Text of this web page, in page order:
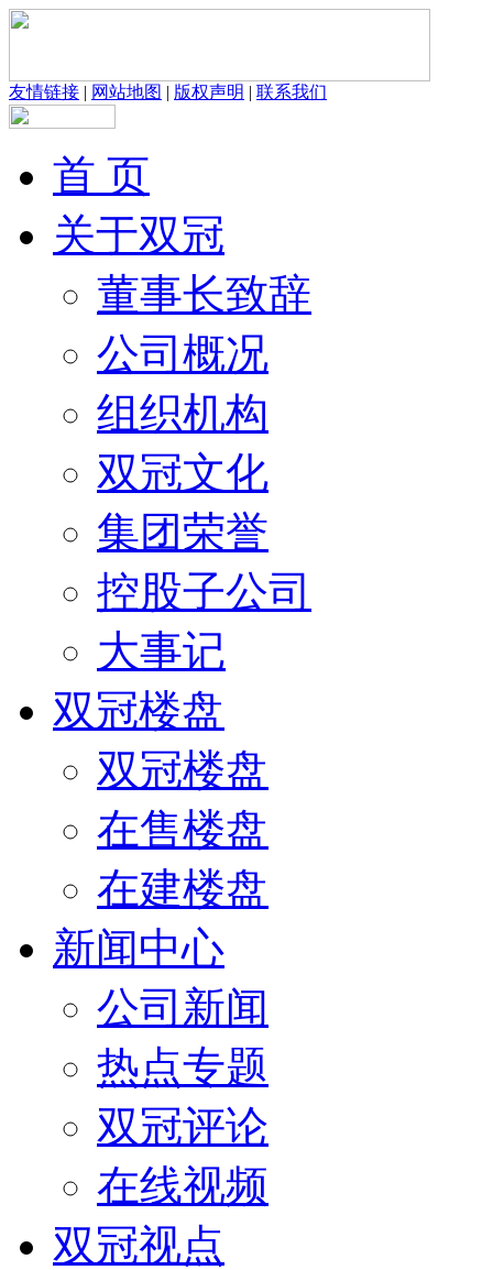
友情链接 | 网站地图 | 版权声明 | 联系我们
首 页
关于双冠
董事长致辞
公司概况
组织机构
双冠文化
集团荣誉
控股子公司
大事记
双冠楼盘
双冠楼盘
在售楼盘
在建楼盘
新闻中心
公司新闻
热点专题
双冠评论
在线视频
双冠视点